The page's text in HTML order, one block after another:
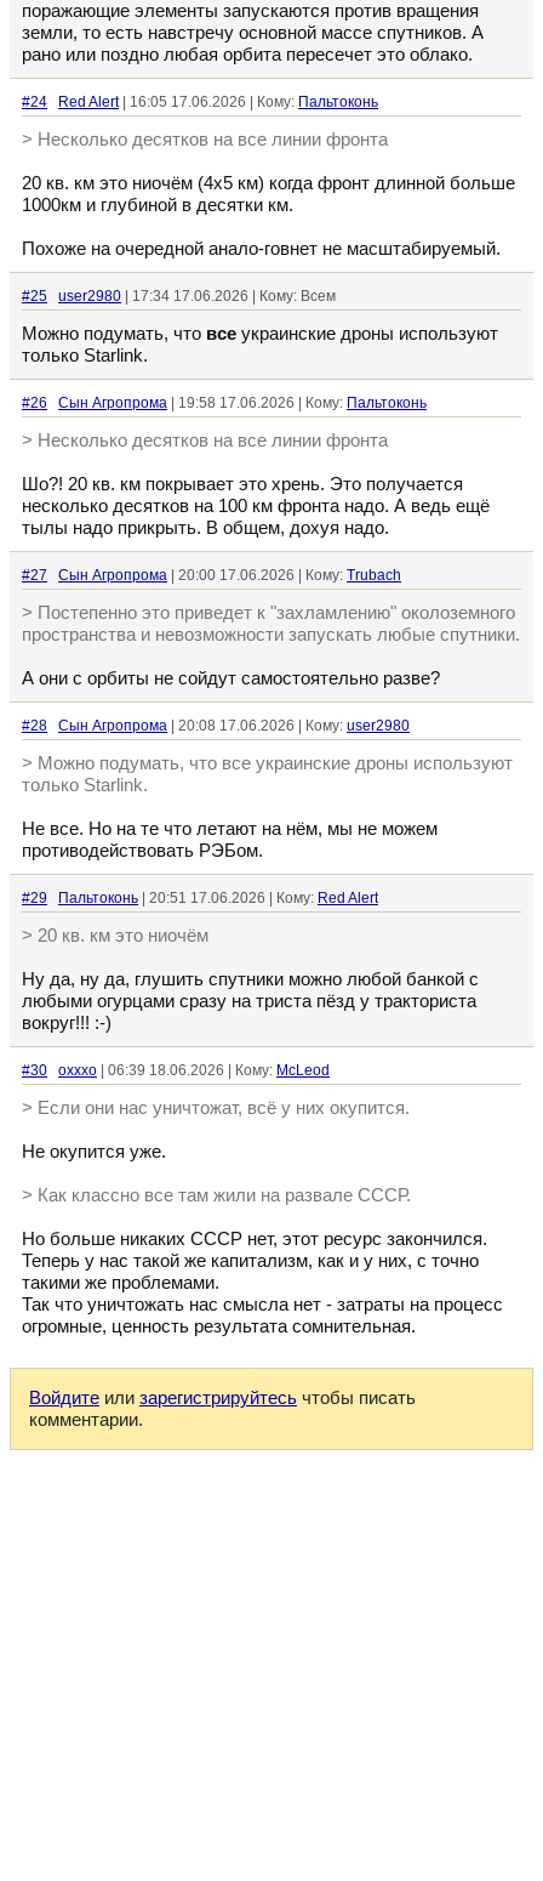
поражающие элементы запускаются против вращения
земли, то есть навстречу основной массе спутников. А
рано или поздно любая орбита пересечет это облако.
#24 Red Alert| 16:05 17.06.2026 | Кому: Пальтоконь
> Несколько десятков на все линии фронта
20 кв. км это ниочём (4х5 км) когда фронт длинной больше
1000км и глубиной в десятки км.
Похоже на очередной анало-говнет не масштабируемый.
#25 user2980 | 17:34 17.06.2026 | Кому: Всем
Можно подумать, что все украинские дроны используют
только Starlink.
#26 Сын Агропрома | 19:58 17.06.2026 | Кому: Пальтоконь
> Несколько десятков на все линии фронта
Шо?! 20 кв. км покрывает это хрень. Это получается
несколько десятков на 100 км фронта надо. А ведь ещё
тылы надо прикрыть. В общем, дохуя надо.
#27 Сын Агропрома | 20:00 17.06.2026 | Кому: Trubach
> Постепенно это приведет к "захламлению" околоземного
пространства и невозможности запускать любые спутники.
А они с орбиты не сойдут самостоятельно разве?
#28 Сын Агропрома | 20:08 17.06.2026 | Кому: user2980
> Можно подумать, что все украинские дроны используют
только Starlink.
Не все. Но на те что летают на нём, мы не можем
противодействовать РЭБом.
#29 Пальтоконь | 20:51 17.06.2026 | Кому: Red Alert
> 20 кв. км это ниочём
Ну да, ну да, глушить спутники можно любой банкой с
любыми огурцами сразу на триста пёзд у тракториста
вокруг!!! :-)
#30 oxxxo | 06:39 18.06.2026 | Кому: McLeod
> Если они нас уничтожат, всё у них окупится.
Не окупится уже.
> Как классно все там жили на развале СССР.
Но больше никаких СССР нет, этот ресурс закончился.
Теперь у нас такой же капитализм, как и у них, с точно
такими же проблемами.
Так что уничтожать нас смысла нет - затраты на процесс
огромные, ценность результата сомнительная.
Войдите или зарегистрируйтесь чтобы писать
комментарии.